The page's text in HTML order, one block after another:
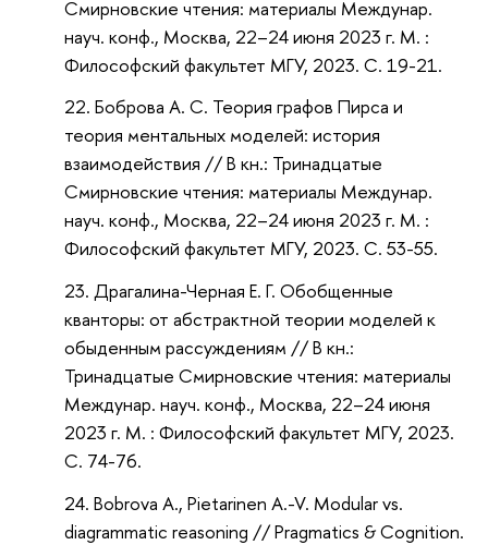
Смирновские чтения: материалы Междунар.
науч. конф., Москва, 22–24 июня 2023 г. М. :
Философский факультет МГУ, 2023. С. 19-21.
Боброва А. С. Теория графов Пирса и
теория ментальных моделей: история
взаимодействия // В кн.: Тринадцатые
Смирновские чтения: материалы Междунар.
науч. конф., Москва, 22–24 июня 2023 г. М. :
Философский факультет МГУ, 2023. С. 53-55.
Драгалина-Черная Е. Г. Обобщенные
кванторы: от абстрактной теории моделей к
обыденным рассуждениям // В кн.:
Тринадцатые Смирновские чтения: материалы
Междунар. науч. конф., Москва, 22–24 июня
2023 г. М. : Философский факультет МГУ, 2023.
С. 74-76.
Bobrova A., Pietarinen A.-V. Modular vs.
diagrammatic reasoning // Pragmatics & Cognition.